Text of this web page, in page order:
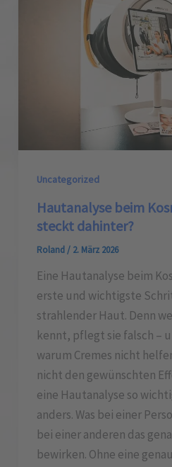
Uncategorized
Hautanalyse beim
steckt dahinter?
Roland / 2. März 2026
Eine Hautanalyse beim
erste und wichtigste
strahlender Haut. Denn
kennt, pflegt sie falsch –
warum Cremes nicht
nicht den gewünschten
eine Hautanalyse so
anders. Was bei einer
bei einer anderen das
bewirken. Ohne eine